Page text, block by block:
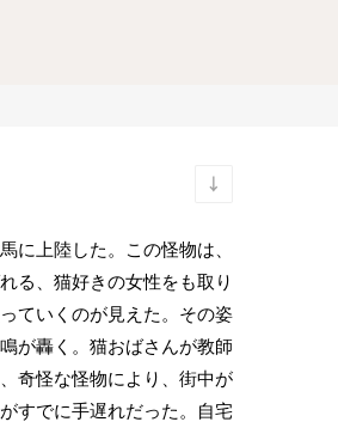
に上陸した。この怪物は、
る、猫好きの女性をも取り
ていくのが見えた。その姿
が轟く。猫おばさんが教師
奇怪な怪物により、街中が
すでに手遅れだった。自宅